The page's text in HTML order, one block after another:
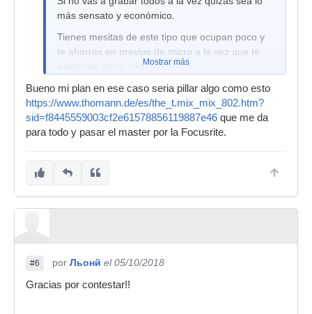
más sensato y económico.
Tienes mesitas de este tipo que ocupan poco y
te ahorras en previos de micro a la vez que te
aseguras cierta calidad.Mostrar más
Bueno mi plan en ese caso seria pillar algo como esto
https://www.thomann.de/es/the_t.mix_mix_802.htm?
sid=f8445559003cf2e61578856119887e46 que me da
para todo y pasar el master por la Focusrite.
#6 por Льонй el 05/10/2018
Gracias por contestar!!